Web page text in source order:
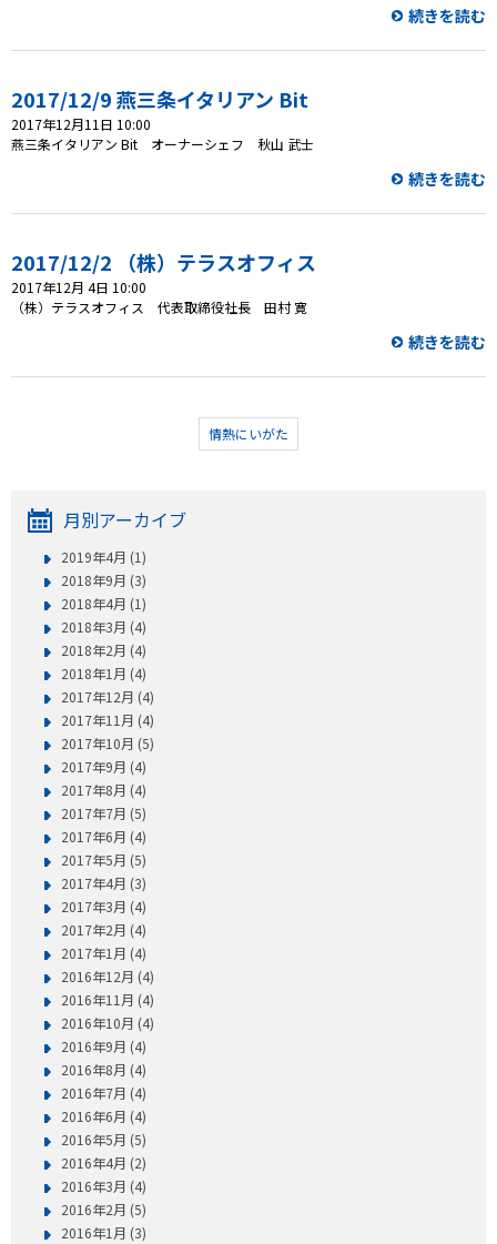
続きを読む
2017/12/9 燕三条イタリアン Bit
2017年12月11日 10:00
燕三条イタリアン Bit オーナーシェフ 秋山 武士
続きを読む
2017/12/2 （株）テラスオフィス
2017年12月 4日 10:00
（株）テラスオフィス 代表取締役社長 田村 寛
続きを読む
情熱にいがた
月別アーカイブ
2019年4月 (1)
2018年9月 (3)
2018年4月 (1)
2018年3月 (4)
2018年2月 (4)
2018年1月 (4)
2017年12月 (4)
2017年11月 (4)
2017年10月 (5)
2017年9月 (4)
2017年8月 (4)
2017年7月 (5)
2017年6月 (4)
2017年5月 (5)
2017年4月 (3)
2017年3月 (4)
2017年2月 (4)
2017年1月 (4)
2016年12月 (4)
2016年11月 (4)
2016年10月 (4)
2016年9月 (4)
2016年8月 (4)
2016年7月 (4)
2016年6月 (4)
2016年5月 (5)
2016年4月 (2)
2016年3月 (4)
2016年2月 (5)
2016年1月 (3)